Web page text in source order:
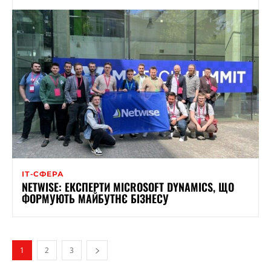
ІТ-СФЕРА
NETWISE: ЕКСПЕРТИ MICROSOFT DYNAMICS, ЩО
ФОРМУЮТЬ МАЙБУТНЄ БІЗНЕСУ
1 2 3